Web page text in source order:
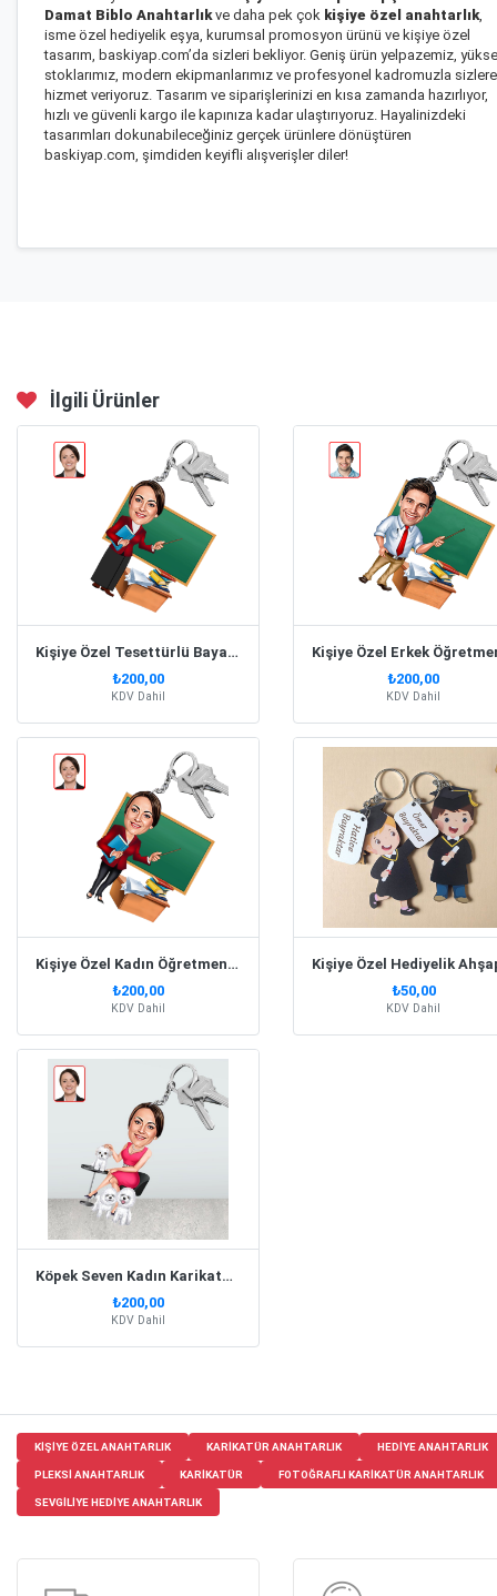
Damat Biblo Anahtarlıkve daha pek çok kişiye özel anahtarlık,
isme özel hediyelik eşya, kurumsal promosyon ürünü ve kişiye özel
tasarım, baskiyap.com’da sizleri bekliyor. Geniş ürün yelpazemiz,
stoklarımız, modern ekipmanlarımız ve profesyonel kadromuzla sizlere
hizmet veriyoruz. Tasarım ve siparişlerinizi en kısa zamanda hazırlıyor,
hızlı ve güvenli kargo ile kapınıza kadar ulaştırıyoruz. Hayalinizdeki
tasarımları dokunabileceğiniz gerçek ürünlere dönüştüren
baskiyap.com, şimdiden keyifli alışverişler diler!
İlgili Ürünler
Kişiye Özel Tesettürlü Bayan Öğretmen Karikatür Anahtarlık
₺200,00
KDV Dahil
₺200,00
KDV Dahil
Kişiye Özel Kadın Öğretmen Karikatürlü Anahtarlık
₺200,00
KDV Dahil
₺50,00
KDV Dahil
Köpek Seven Kadın Karikatür Biblo Anahtarlık
₺200,00
KDV Dahil
KIŞIYE ÖZEL ANAHTARLIK KARIKATÜR ANAHTARLIK HEDIYE ANAHTARLIK
PLEKSI ANAHTARLIK KARIKATÜR FOTOĞRAFLI KARIKATÜR ANAHTARLIK
SEVGILIYE HEDIYE ANAHTARLIK